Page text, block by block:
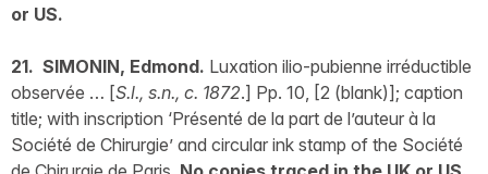
or US.
21. SIMONIN, Edmond. Luxation ilio-pubienne irréductible
observée … [S.l., s.n., c. 1872.] Pp. 10, [2 (blank)]; caption
title; with inscription ‘Présenté de la part de l’auteur à la
Société de Chirurgie’ and circular ink stamp of the Société